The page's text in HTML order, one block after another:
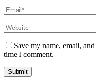
Save my name, email,
time I comment.